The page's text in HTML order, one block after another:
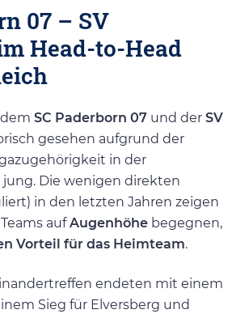
07 – SV
Head-to-Head
SC Paderborn 07 und der SV
gesehen aufgrund der
in der
Die wenigen direkten
in den letzten Jahren zeigen
aufAugenhöhe begegnen,
Vorteil für das Heimteam.
endeten mit einem
Sieg für Elversberg und